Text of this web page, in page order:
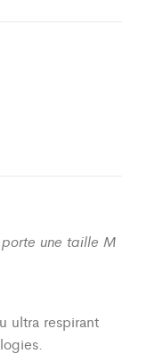
une taille M
ultra respirant